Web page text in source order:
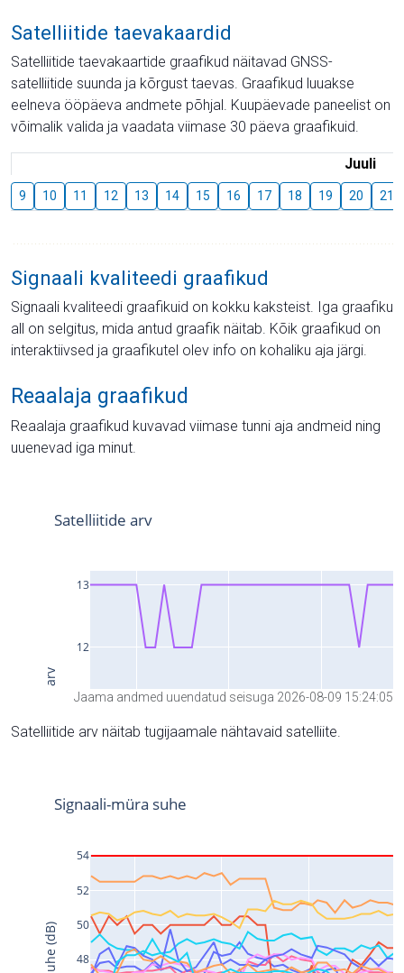
Satelliitide taevakaardid
Satelliitide taevakaartide graafikud näitavad GNSS-
satelliitide suunda ja kõrgust taevas. Graafikud luuakse
eelneva ööpäeva andmete põhjal. Kuupäevade paneelist on
võimalik valida ja vaadata viimase 30 päeva graafikuid.
Juuli
9 10 11 12 13 14 15 16 17 18 19 20 21
Signaali kvaliteedi graafikud
Signaali kvaliteedi graafikuid on kokku kaksteist. Iga graafiku
all on selgitus, mida antud graafik näitab. Kõik graafikud on
interaktiivsed ja graafikutel olev info on kohaliku aja järgi.
Reaalaja graafikud
Reaalaja graafikud kuvavad viimase tunni aja andmeid ning
uuenevad iga minut.
Jaama andmed uuendatud seisuga 2026-08-09 15:24:05
Satelliitide arv näitab tugijaamale nähtavaid satelliite.